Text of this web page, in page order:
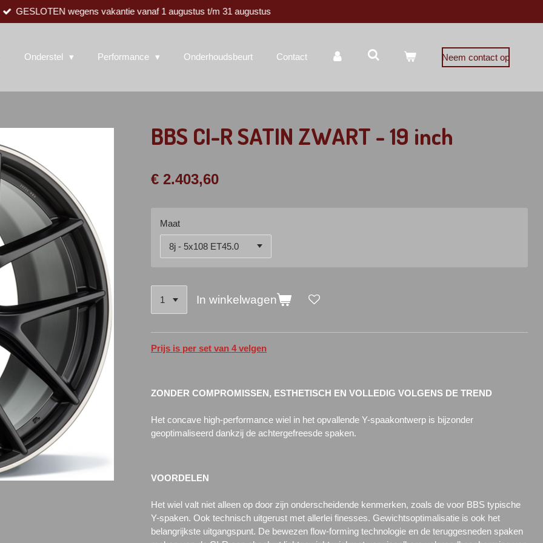
GESLOTEN wegens vakantie vanaf 1 augustus t/m 31 augustus
Onderstel Performance Onderhoudsbeurt Contact Neem contact op
BBS CI-R SATIN ZWART - 19 inch
€ 2.403,60
Maat
In winkelwagen
Prijs is per set van 4 velgen
ZONDER COMPROMISSEN, ESTHETISCH EN VOLLEDIG VOLGENS DE TREND
Het concave high-performance wiel in het opvallende Y-spaakontwerp is bijzonder
geoptimaliseerd dankzij de achtergefreesde spaken.
VOORDELEN
Het wiel valt niet alleen op door zijn onderscheidende kenmerken, zoals de voor BBS typische
Y-spaken. Ook technisch uitgerust met allerlei finesses. Gewichtsoptimalisatie is ook het
belangrijkste uitgangspunt. De bewezen flow-forming technologie en de teruggesneden spaken